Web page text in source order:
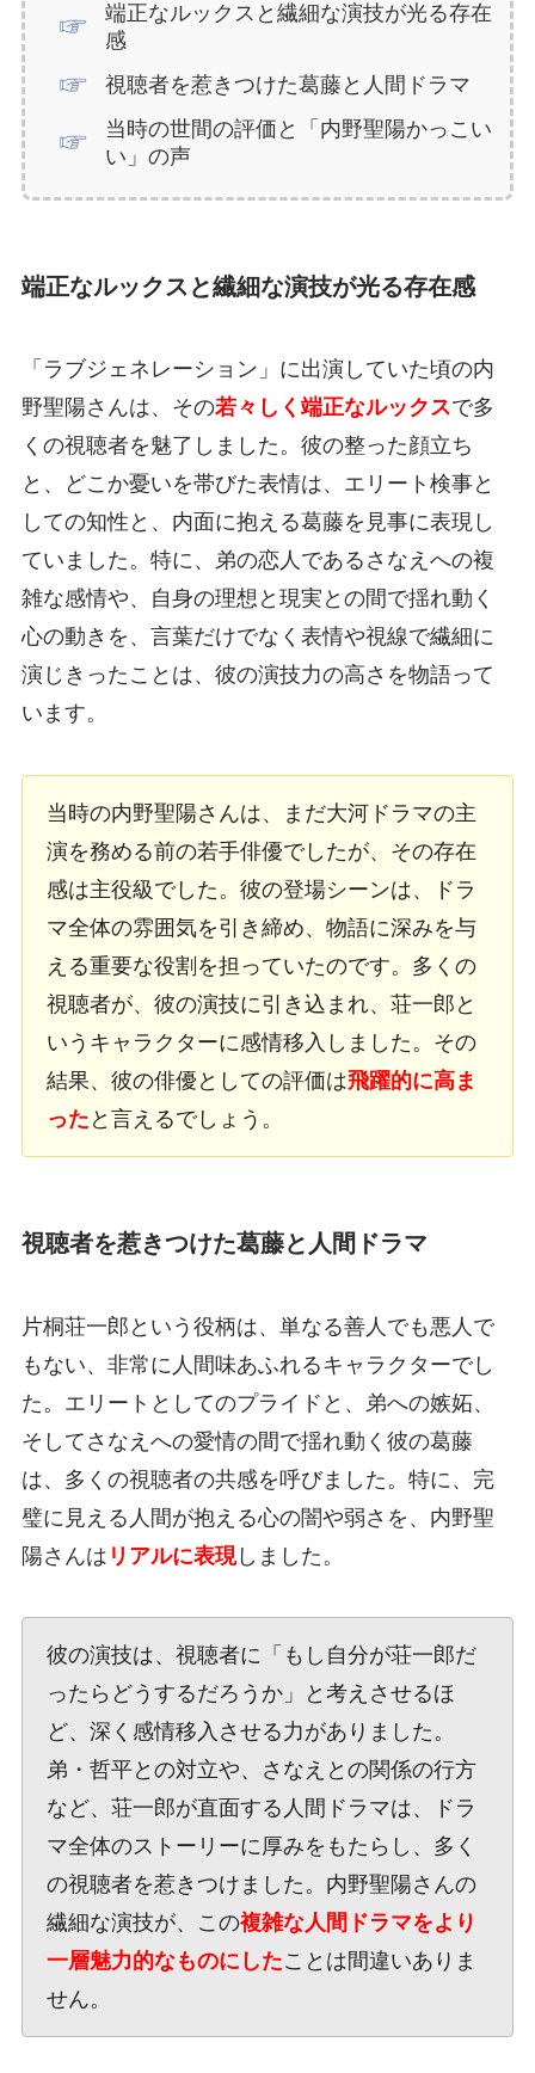
端正なルックスと繊細な演技が光る存在
感
視聴者を惹きつけた葛藤と人間ドラマ
当時の世間の評価と「内野聖陽かっこい
い」の声
端正なルックスと繊細な演技が光る存在感
「ラブジェネレーション」に出演していた頃の内
野聖陽さんは、その若々しく端正なルックスで多
くの視聴者を魅了しました。彼の整った顔立ち
と、どこか憂いを帯びた表情は、エリート検事と
しての知性と、内面に抱える葛藤を見事に表現し
ていました。特に、弟の恋人であるさなえへの複
雑な感情や、自身の理想と現実との間で揺れ動く
心の動きを、言葉だけでなく表情や視線で繊細に
演じきったことは、彼の演技力の高さを物語って
います。
当時の内野聖陽さんは、まだ大河ドラマの主
演を務める前の若手俳優でしたが、その存在
感は主役級でした。彼の登場シーンは、ドラ
マ全体の雰囲気を引き締め、物語に深みを与
える重要な役割を担っていたのです。多くの
視聴者が、彼の演技に引き込まれ、荘一郎と
いうキャラクターに感情移入しました。その
結果、彼の俳優としての評価は飛躍的に高ま
った と言えるでしょう。
視聴者を惹きつけた葛藤と人間ドラマ
片桐荘一郎という役柄は、単なる善人でも悪人で
もない、非常に人間味あふれるキャラクターでし
た。エリートとしてのプライドと、弟への嫉妬、
そしてさなえへの愛情の間で揺れ動く彼の葛藤
は、多くの視聴者の共感を呼びました。特に、完
璧に見える人間が抱える心の闇や弱さを、内野聖
陽さんは リアルに表現しました。
彼の演技は、視聴者に「もし自分が荘一郎だ
ったらどうするだろうか」と考えさせるほ
ど、深く感情移入させる力がありました。
弟・哲平との対立や、さなえとの関係の行方
など、荘一郎が直面する人間ドラマは、ドラ
マ全体のストーリーに厚みをもたらし、多く
の視聴者を惹きつけました。内野聖陽さんの
繊細な演技が、この複雑な人間ドラマをより
一層魅力的なものにしたことは間違いありま
せん。